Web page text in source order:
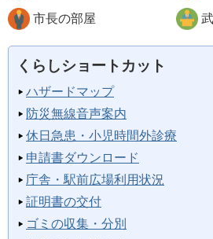
市長の部屋
くらしショートカット
ハザードマップ
防災無線音声案内
休日急患・小児時間外診療
申請書ダウンロード
庁舎・駅前広場利用状況
証明書の交付
ゴミの収集・分別